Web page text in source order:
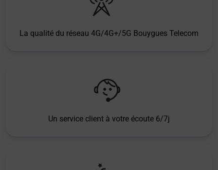
La qualité du réseau 4G/4G+/5G Bouygues Telecom
Un service client à votre écoute 6/7j